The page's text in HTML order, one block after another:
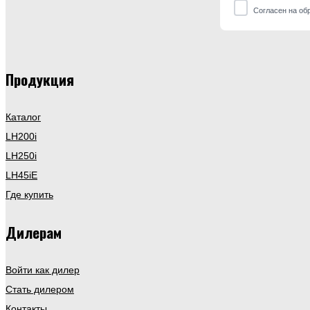
Согласен на
Продукция
Каталог
LH200i
LH250i
LH45iE
Где купить
Дилерам
Войти как дилер
Стать дилером